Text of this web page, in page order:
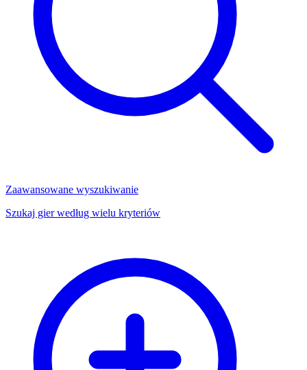
Zaawansowane wyszukiwanie
Szukaj gier według wielu kryteriów